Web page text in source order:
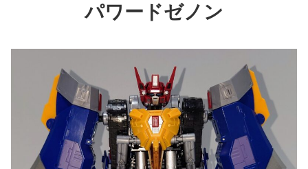
パワードゼノン